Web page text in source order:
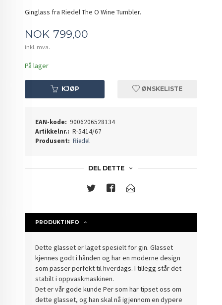
Ginglass fra Riedel The O Wine Tumbler.
Pris
NOK 799,00
inkl. mva.
På lager
KJØP ØNSKELISTE
EAN-kode: 9006206528134
Artikkelnr.: R-5414/67
Produsent: Riedel
DEL DETTE
PRODUKTINFO
Dette glasset er laget spesielt for gin. Glasset
kjennes godt i hånden og har en moderne design
som passer perfekt til hverdags. I tillegg står det
stabilt i oppvaskmaskinen.
Det er vår gode kunde Per som har tipset oss om
dette glasset, og han skal nå igjennom en dypere